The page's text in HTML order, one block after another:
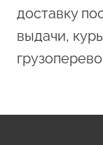
доставку
выдачи,